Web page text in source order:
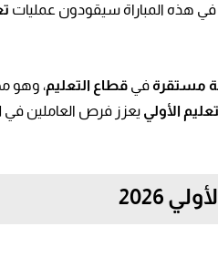
في هذه المباراة سيقودون عمليات
مستقرة في قطاع التعليم، وهو
الأولي يعزز فرص العاملين في
2026